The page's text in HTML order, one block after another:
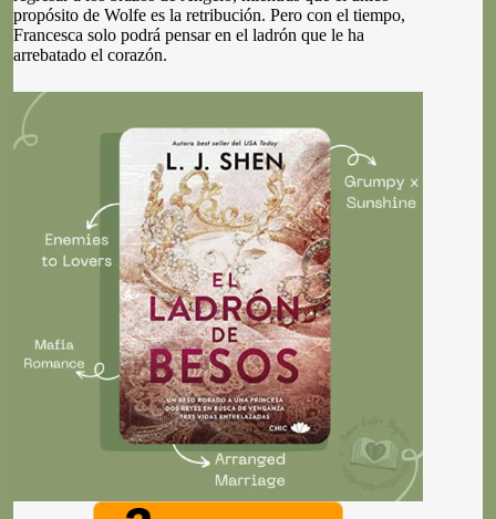
propósito de Wolfe es la retribución. Pero con el tiempo,
Francesca solo podrá pensar en el ladrón que le ha
arrebatado el corazón.